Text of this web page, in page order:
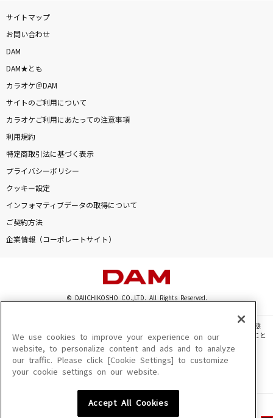
サイトマップ
お問い合わせ
DAM
DAM★とも
カラオケ＠DAM
サイトのご利用について
カラオケご利用にあたっての注意事項
利用規約
特定商取引法に基づく表示
プライバシーポリシー
クッキー設定
インフォマティブデータの取得について
ご契約方法
企業情報（コーポレートサイト）
© DAIICHIKOSHO CO.,LTD. All Rights Reserved.
このサイトに掲載されている一切の文章・画像・写真・動画・音声等を、手段や形態
を問わず、著作権法の定める範囲を超えて無断で複製、転載、ファイル化などすること
を禁じます。
楽曲及びコンテンツは、機種によりご利用いただけない場合があります。
楽曲及びコンテンツの配信日、配信内容が変更になる場合があります。
We use cookies to improve your experience on our
website, to personalize content and ads and to analyze
our traffic. Please click [Cookie Settings] to customize
your cookie settings on our website.
Accept All Cookies